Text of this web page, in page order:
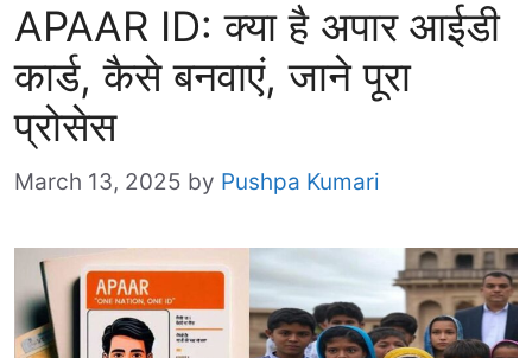
APAAR ID: क्या है अपार आईडी
कार्ड, कैसे बनवाएं, जाने पूरा
प्रोसेस
March 13, 2025 by Pushpa Kumari